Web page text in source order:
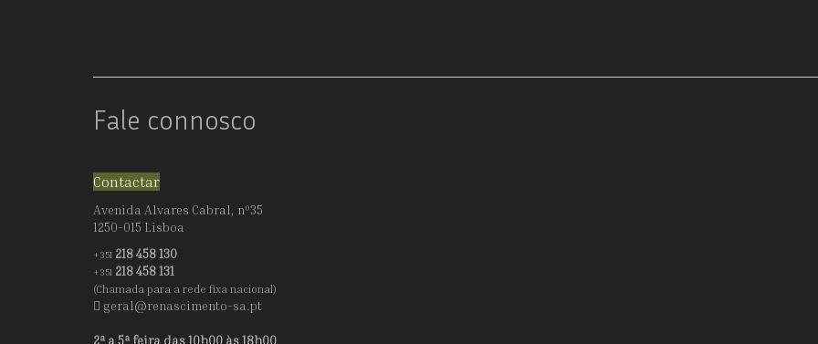
Fale connosco
Contactar
Avenida Alvares Cabral, nº35
1250-015 Lisboa
+351 218 458 130
+351 218 458 131
(Chamada para a rede fixa nacional)
geral@renascimento-sa.pt
2ª a 5ª feira das 10h00 às 18h00